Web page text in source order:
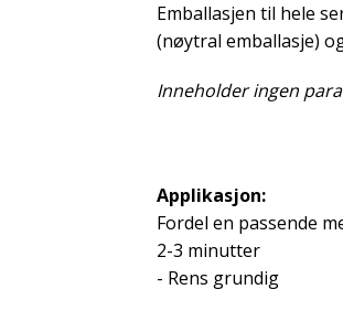
Emballasjen til hele
(nøytral emballasje)
Inneholder ingen
Applikasjon:
Fordel en passende
2-3 minutter
- Rens grundig